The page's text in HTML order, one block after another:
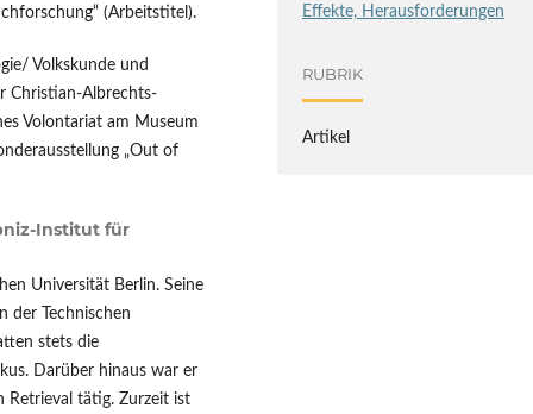
(Arbeitstitel).
Volkskunde und
Christian-Albrechts-
Volontariat am Museum
„Out of
Institut für
Universität Berlin. Seine
der Technischen
stets die
Darüber hinaus war er
tätig. Zurzeit ist
Effekte, Herausforderungen
RUBRIK
Artikel